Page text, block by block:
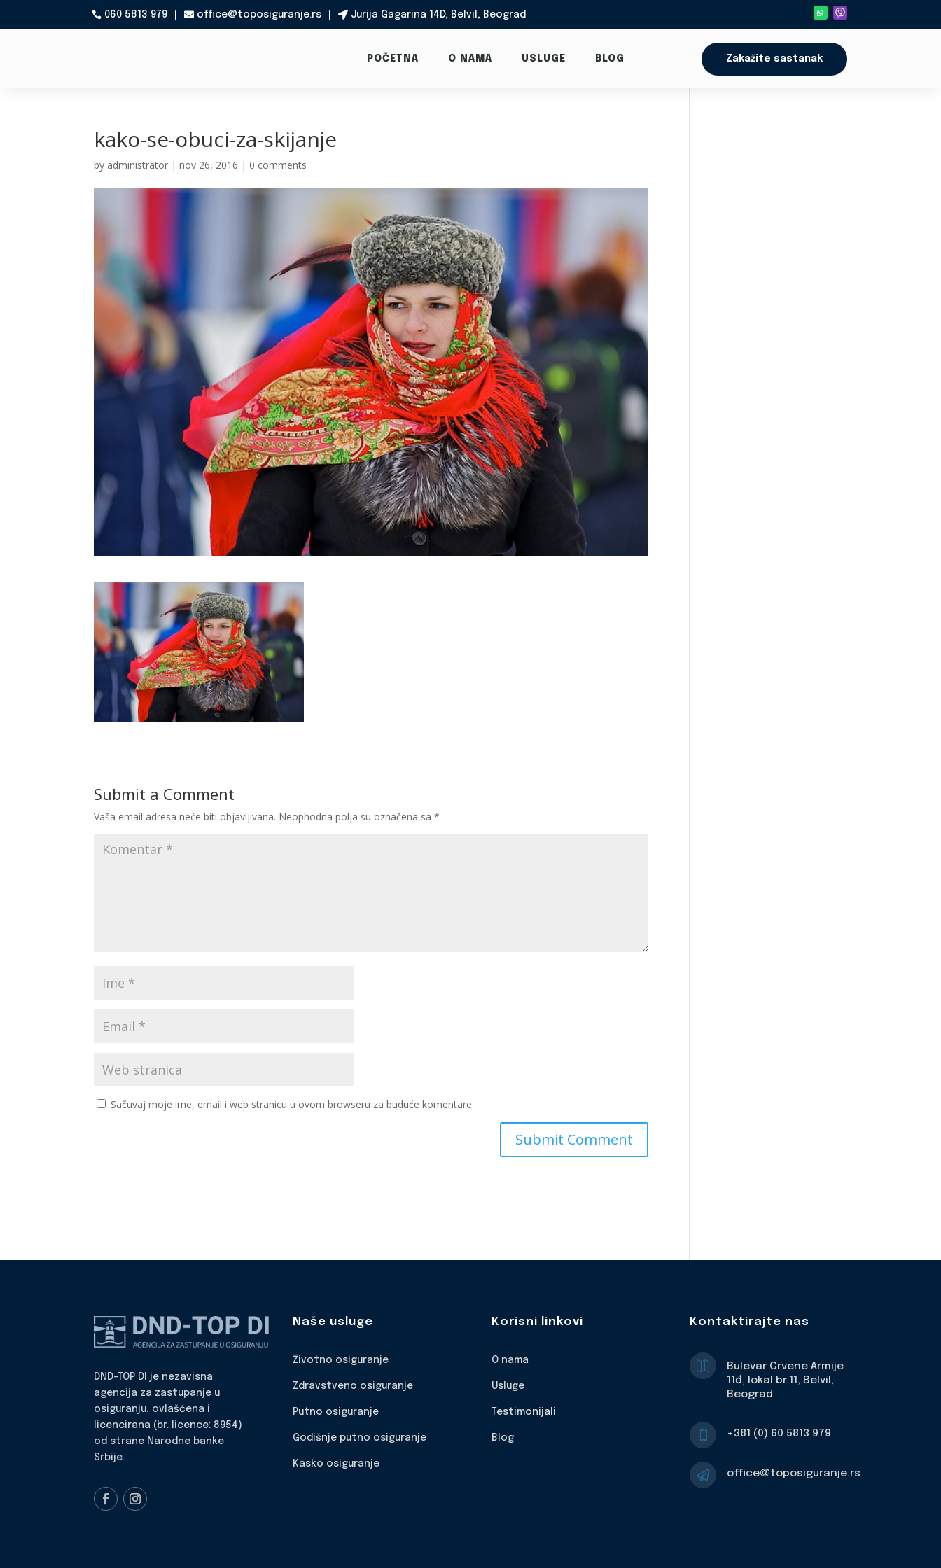
060 5813 979  office@toposiguranje.rs Jurija Gagarina 14D, Belvil, Beograd
POČETNA O NAMA USLUGE BLOG Zakažite sastanak
kako-se-obuci-za-skijanje
by administrator |nov 26, 2016 | 0 comments
Submit a Comment
Vaša email adresa neće biti objavljivana. Neophodna polja su označena sa*
Sačuvaj moje ime, email i web stranicu u ovom browseru za buduće komentare.
DND-TOP DI je nezavisna
agencija za zastupanje u
osiguranju, ovlašćena i
licencirana (br. licence: 8954)
od strane Narodne banke
Srbije.
Naše usluge
Životno osiguranje
Zdravstveno osiguranje
Putno osiguranje
Godišnje putno osiguranje
Kasko osiguranje
Korisni linkovi
O nama
Usluge
Testimonijali
Blog
Kontaktirajte nas

Bulevar Crvene Armije
11đ, lokal br.11, Belvil,
Beograd
 +381 (0) 60 5813 979
 office@toposiguranje.rs